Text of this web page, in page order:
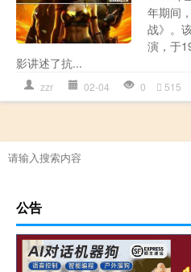
年期间
战》。
演，于
影讲述了抗...
zzr 02-04 0 515
公告